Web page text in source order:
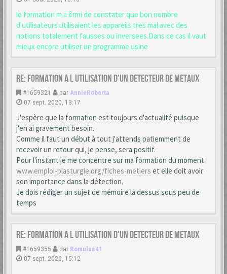
le formation m a êrmi de constater que bon nombre
d'utilisateurs utilisaient les appareils tres mal avec des
notions totalement fausses ou inversees.Dans ce cas il vaut
mieux encore utiliser un programme usine
Re: formation a l utilisation d'un detecteur de metaux
#1659321 par AnnieRoberta
07 sept. 2020, 13:17
J'espère que la formation est toujours d'actualité puisque
j'en ai gravement besoin.
Comme il faut un début à tout j'attends patiemment de
recevoir un retour qui, je pense, sera positif.
Pour l'instant je me concentre sur ma formation du moment
www.emploi-plasturgie.org/fiches-metiers et elle doit avoir
son importance dans la détection.
Je dois rédiger un sujet de mémoire la dessus sous peu de
temps
Re: formation a l utilisation d'un detecteur de metaux
#1659355 par Romulus41
07 sept. 2020, 15:12